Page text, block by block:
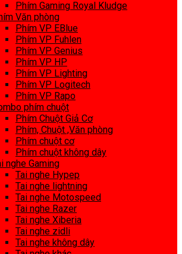
Phím Gaming Royal Kludge
Văn phòng
Phím VP EBlue
Phím VP Fuhlen
Phím VP Genius
Phím VP HP
Phím VP Lighting
Phím VP Logitech
Phím VP Rapo
phím chuột
Phím Chuột Giả Cơ
Phím, Chuột ,Văn phòng
Phím chuột cơ
Phím chuột không dây
nghe Gaming
Tai nghe Hypep
Tai nghe lightning
Tai nghe Motospeed
Tai nghe Razer
Tai nghe Xiberia
Tai nghe zidli
Tai nghe không dây